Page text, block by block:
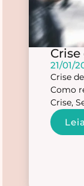
21/01/
Crise
Como
Crise,